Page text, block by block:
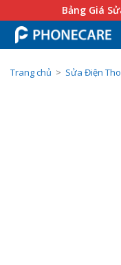
Bảng Giá
Trang chủ > Sửa Điện